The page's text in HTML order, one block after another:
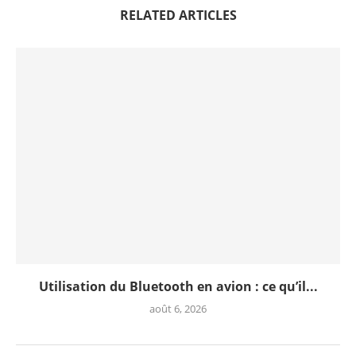
RELATED ARTICLES
Utilisation du Bluetooth en avion : ce qu’il...
août 6, 2026